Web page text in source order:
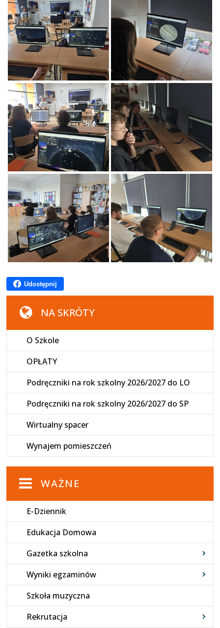
Udostępnij
NA SKRÓTY
O Szkole
OPŁATY
Podręczniki na rok szkolny 2026/2027 do LO
Podręczniki na rok szkolny 2026/2027 do SP
Wirtualny spacer
Wynajem pomieszczeń
WAŻNE
E-Dziennik
Edukacja Domowa
Gazetka szkolna
Wyniki egzaminów
Szkoła muzyczna
Rekrutacja